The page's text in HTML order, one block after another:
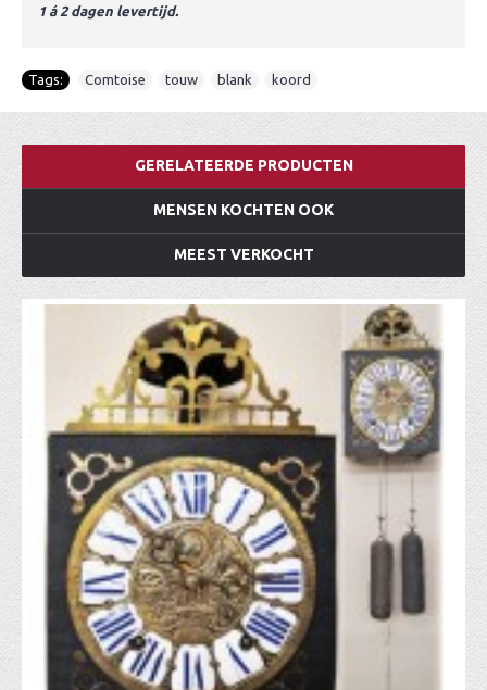
1 á 2 dagen levertijd.
Tags: Comtoise touw blank koord
GERELATEERDE PRODUCTEN
MENSEN KOCHTEN OOK
MEEST VERKOCHT